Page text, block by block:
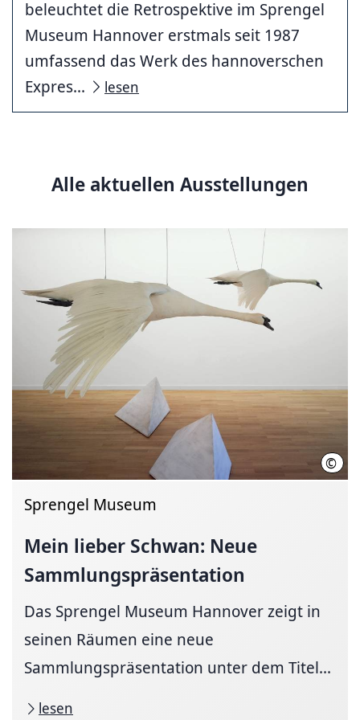
beleuchtet die Retrospektive im Sprengel
Museum Hannover erstmals seit 1987
umfassend das Werk des hannoverschen
Expres...
lesen
Alle aktuellen Ausstellungen
©
Sprengel Museum
Mein lieber Schwan: Neue
Sammlungspräsentation
Das Sprengel Museum Hannover zeigt in
seinen Räumen eine neue
Sammlungspräsentation unter dem Titel...
lesen